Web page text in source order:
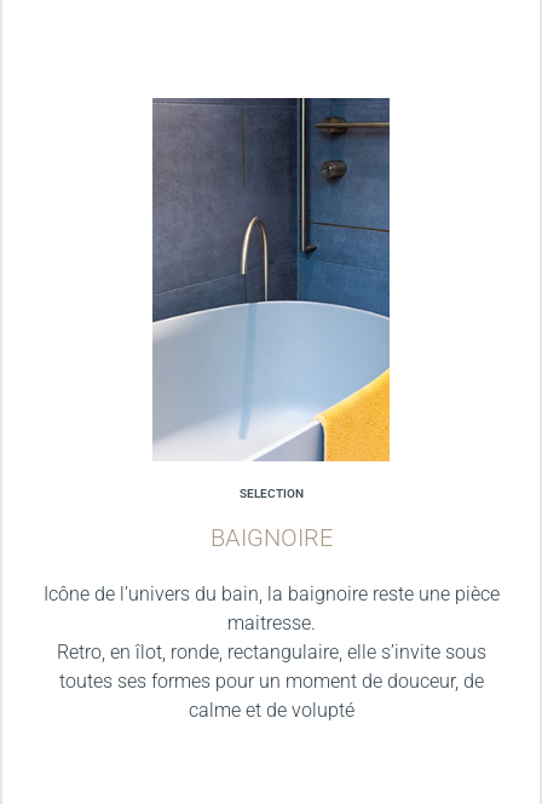
SELECTION
BAIGNOIRE
Icône de l’univers du bain, la baignoire reste une pièce
maitresse.
Retro, en îlot, ronde, rectangulaire, elle s’invite sous
toutes ses formes pour un moment de douceur, de
calme et de volupté